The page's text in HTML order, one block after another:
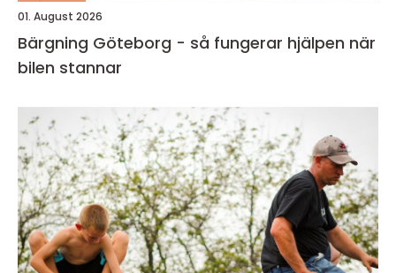
01. August 2026
Bärgning Göteborg - så fungerar hjälpen när
bilen stannar